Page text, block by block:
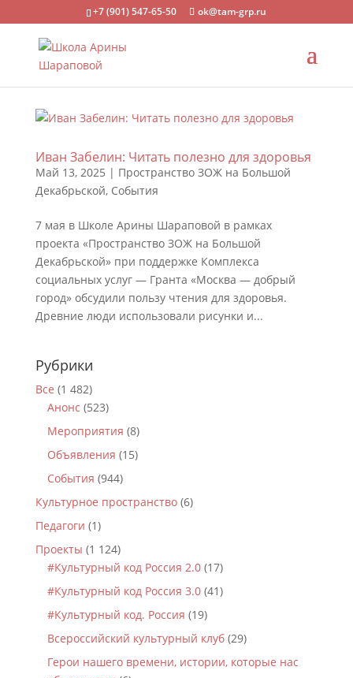
+7 (901) 547-65-50 ok@tam-grp.ru
Иван Забелин: Читать полезно для здоровья
Май 13, 2025 | Пространство ЗОЖ на Большой
Декабрьской, События
7 мая в Школе Арины Шараповой в рамках
проекта «Пространство ЗОЖ на Большой
Декабрьской» при поддержке Комплекса
социальных услуг — Гранта «Москва — добрый
город» обсудили пользу чтения для здоровья.
Древние люди использовали рисунки и...
Рубрики
Все (1 482)
Анонс (523)
Мероприятия (8)
Объявления (15)
События (944)
Культурное пространство(6)
Педагоги (1)
Проекты (1 124)
#Культурный код Россия 2.0(17)
#Культурный код Россия 3.0(41)
#Культурный код. Россия (19)
Всероссийский культурный клуб(29)
Герои нашего времени, истории, которые нас